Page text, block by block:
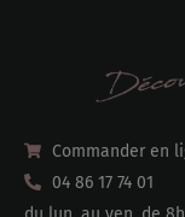
Commander en
04 86 17 74 01